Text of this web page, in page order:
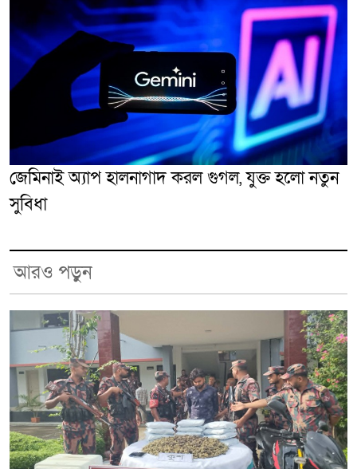
জেমিনাই অ্যাপ হালনাগাদ করল গুগল, যুক্ত হলো নতুন
সুবিধা
আরও পড়ুন